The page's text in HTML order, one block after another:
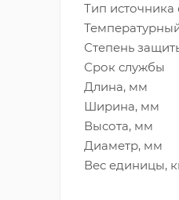
Тип источника
Степень
Срок службы
Длина, мм
Ширина, мм
Высота, мм
Диаметр, мм
Вес единицы,